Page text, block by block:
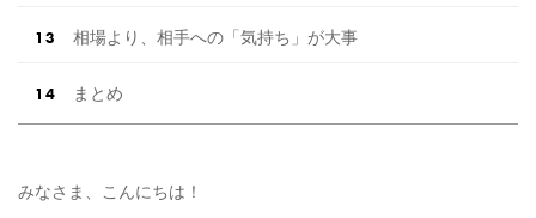
相場より、相手への「気持ち」が大事
まとめ
みなさま、こんにちは！